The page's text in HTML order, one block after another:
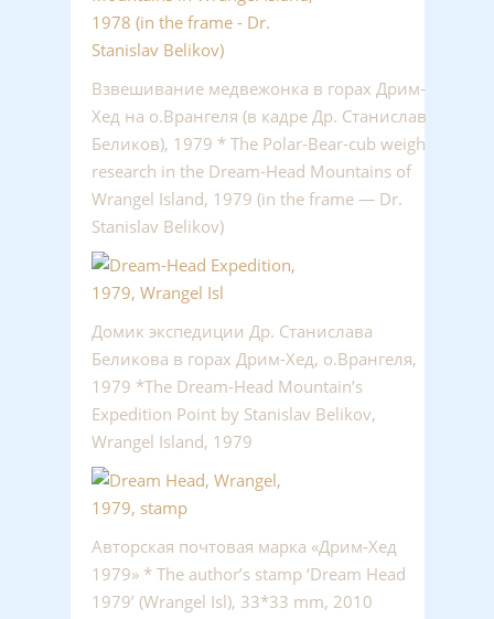
Взвешивание медвежонка в горах Дрим-
Хед на о.Врангеля (в кадре Др. Станислав
Беликов), 1979 * The Polar-Bear-cub weigh
research in the Dream-Head Mountains of
Wrangel Island, 1979 (in the frame — Dr.
Stanislav Belikov)
Домик экспедиции Др. Станислава
Беликова в горах Дрим-Хед, о.Врангеля,
1979 *The Dream-Head Mountain’s
Expedition Point by Stanislav Belikov,
Wrangel Island, 1979
Авторская почтовая марка «Дрим-Хед
1979» * The author’s stamp ‘Dream Head
1979’ (Wrangel Isl), 33*33 mm, 2010